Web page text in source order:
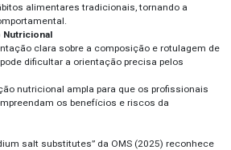
alimentares tradicionais, tornando a
Nutricional
clara sobre a composição e rotulagem de
dificultar a orientação precisa pelos
nutricional ampla para que os profissionais
os benefícios e riscos da
salt substitutes” da OMS (2025) reconhece